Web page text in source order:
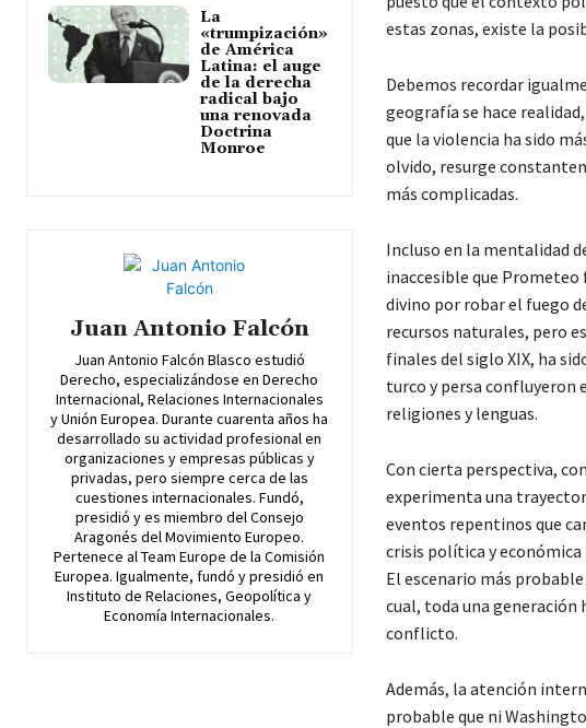
La
«trumpización»
de América
Latina: el auge
de la derecha
radical bajo
una renovada
Doctrina
Monroe
Juan Antonio Falcón
Juan Antonio Falcón Blasco estudió
Derecho, especializándose en Derecho
Internacional, Relaciones Internacionales
y Unión Europea. Durante cuarenta años ha
desarrollado su actividad profesional en
organizaciones y empresas públicas y
privadas, pero siempre cerca de las
cuestiones internacionales. Fundó,
presidió y es miembro del Consejo
Aragonés del Movimiento Europeo.
Pertenece al Team Europe de la Comisión
Europea. Igualmente, fundó y presidió en
Instituto de Relaciones, Geopolítica y
Economía Internacionales.
estas zonas, existe la
Debemos recordar
geografía se hace
que la violencia ha sido
olvido, resurge
más complicadas.
Incluso en la mentalidad
inaccesible que
divino por robar el fuego
recursos naturales, pero
finales del siglo XIX, ha
turco y persa confluyeron
religiones y lenguas.
Con cierta perspectiva,
experimenta una
eventos repentinos que
crisis política y
El escenario más
cual, toda una generación
conflicto.
Además, la atención
probable que ni